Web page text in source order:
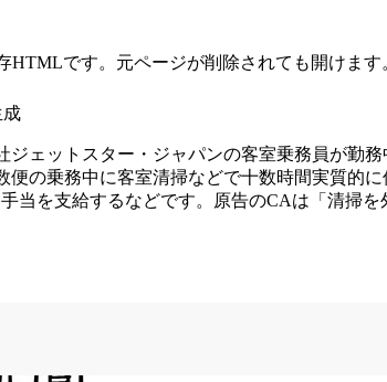
HTMLです。元ページが削除されても開けます
ジェットスター・ジャパンの客室乗務員が勤
便の乗務中に客室清掃などで十数時間実質的
当を支給するなどです。原告のCAは「清掃